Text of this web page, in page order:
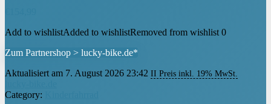
Add to wishlistAdded to wishlistRemoved from wishlist 0
Zum Partnershop > lucky-bike.de*
Aktualisiert am 7. August 2026 23:42 II Preis inkl. 19% MwSt.
Category: